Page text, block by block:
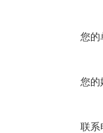
您的
您的
联系